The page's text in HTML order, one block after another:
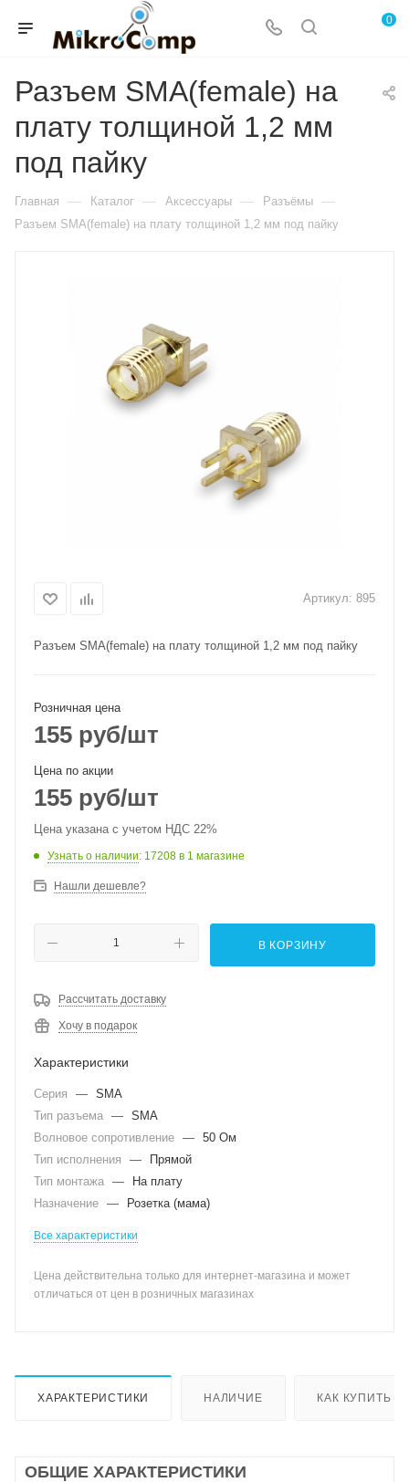
0
Разъем SMA(female) на
плату толщиной 1,2 мм
под пайку
Главная — Каталог — Аксессуары — Разъёмы —
Разъем SMA(female) на плату толщиной 1,2 мм под пайку
Артикул: 895
Разъем SMA(female) на плату толщиной 1,2 мм под пайку
Розничная цена
155 руб/шт
Цена по акции
155 руб/шт
Цена указана с учетом НДС 22%
Узнать о наличии: 17208 в 1 магазине
Нашли дешевле?
В КОРЗИНУ
Рассчитать доставку
Хочу в подарок
Характеристики
Серия — SMA
Тип разъема — SMA
Волновое сопротивление — 50 Ом
Тип исполнения
—
Прямой
Тип монтажа —
На плату
Назначение — Розетка (мама)
Все характеристики
Цена действительна только для интернет-магазина и может
отличаться от цен в розничных магазинах
ХАРАКТЕРИСТИКИ НАЛИЧИЕ КАК КУПИТЬ
ОБЩИЕ ХАРАКТЕРИСТИКИ